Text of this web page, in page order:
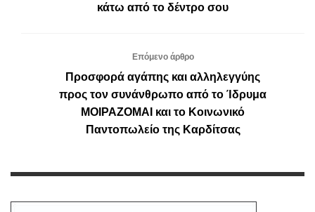
κάτω από το δέντρο σου
Επόμενο άρθρο
Προσφορά αγάπης και αλληλεγγύης
προς τον συνάνθρωπο από το Ίδρυμα
ΜΟΙΡΑΖΟΜΑΙ και το Κοινωνικό
Παντοπωλείο της Καρδίτσας